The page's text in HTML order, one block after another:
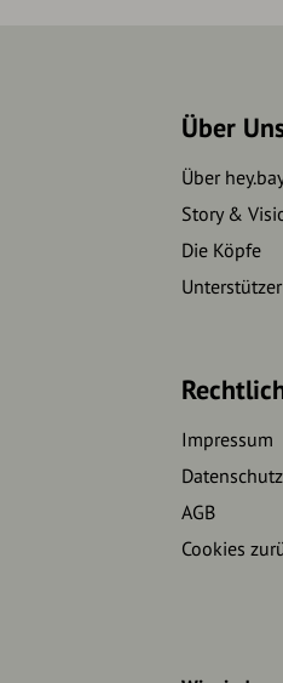
Über
Über
Story &
Die Köpfe
Unterstützer
Impressum
Datenschutz
AGB
Cookies